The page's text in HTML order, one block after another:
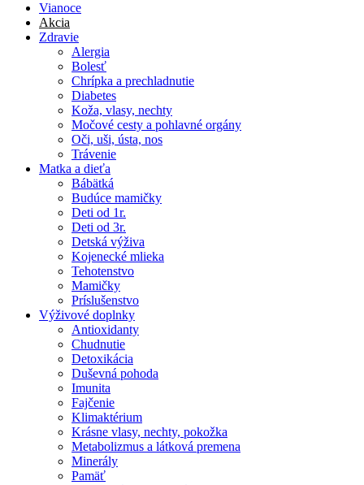
Vianoce
Akcia
Zdravie
Alergia
Bolesť
Chrípka a prechladnutie
Diabetes
Koža, vlasy, nechty
Močové cesty a pohlavné orgány
Oči, uši, ústa, nos
Trávenie
Matka a dieťa
Bábätká
Budúce mamičky
Deti od 1r.
Deti od 3r.
Detská výživa
Kojenecké mlieka
Tehotenstvo
Mamičky
Príslušenstvo
Výživové doplnky
Antioxidanty
Chudnutie
Detoxikácia
Duševná pohoda
Imunita
Fajčenie
Klimaktérium
Krásne vlasy, nechty, pokožka
Metabolizmus a látková premena
Minerály
Pamäť